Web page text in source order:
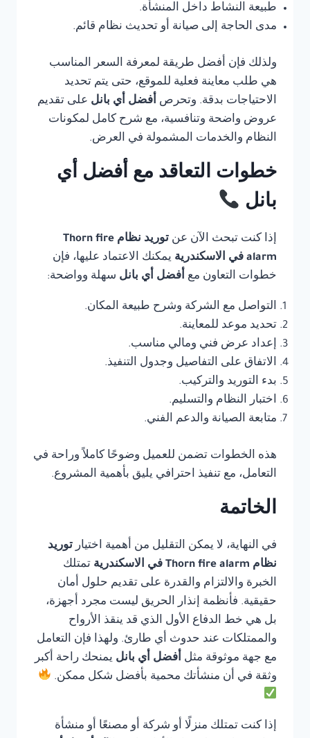
طبيعة النشاط داخل المنشأة.
مدى الحاجة إلى صيانة أو تحديث نظام قائم.
ولذلك فإن أفضل طريقة لمعرفة السعر المناسب
هي طلب معاينة فعلية للموقع، حتى يتم تحديد
الاحتياجات بدقة. وتحرص أفضل أي بانل على تقديم
عروض واضحة وتنافسية، مع شرح كامل لمكونات
النظام والخدمات المشمولة في العرض.
خطوات التعاقد مع أفضل أي
بانل
إذا كنت تبحث الآن عن
توريد نظام Thorn fire
alarm في الاسكندرية
يمكنك الاعتماد عليها، فإن
خطوات التعاون مع أفضل أي بانل سهلة وواضحة:
التواصل مع الشركة وشرح طبيعة المكان.
تحديد موعد للمعاينة.
إعداد عرض فني ومالي مناسب.
الاتفاق على التفاصيل وجدول التنفيذ.
بدء التوريد والتركيب.
اختبار النظام والتسليم.
متابعة الصيانة والدعم الفني.
هذه الخطوات تضمن للعميل وضوحًا كاملاً وراحة في
التعامل، مع تنفيذ احترافي يليق بأهمية المشروع.
الخاتمة
في النهاية، لا يمكن التقليل من أهمية اختيار توريد
نظام Thorn fire alarm في الاسكندرية
تمتلك
الخبرة والالتزام والقدرة على تقديم حلول أمان
حقيقية. فأنظمة إنذار الحريق ليست مجرد أجهزة،
بل هي خط الدفاع الأول الذي قد ينقذ الأرواح
والممتلكات عند حدوث أي طارئ. ولهذا فإن التعامل
مع جهة موثوقة مثل أفضل أي بانل يمنحك راحة أكبر
وثقة في أن منشأتك محمية بأفضل شكل ممكن.
إذا كنت تمتلك منزلًا أو شركة أو مصنعًا أو منشأة